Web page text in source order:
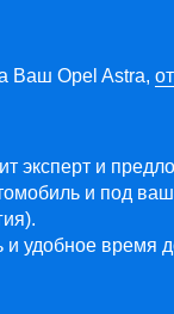
Ваш Opel Astra,
эксперт и
и под
удобное время